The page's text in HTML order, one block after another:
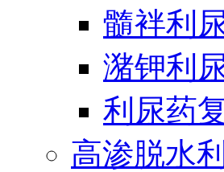
髓袢利
潴钾利
利尿药
高渗脱水